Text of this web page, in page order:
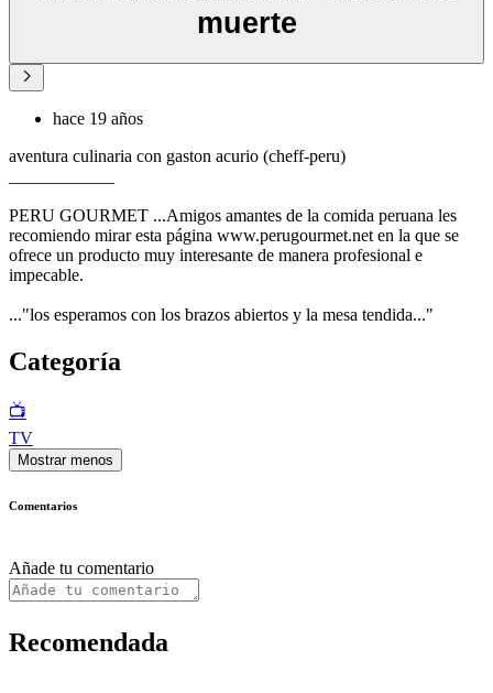
muerte
hace 19 años
aventura culinaria con gaston acurio (cheff-peru)
PERU GOURMET ...Amigos amantes de la comida peruana les
recomiendo mirar esta página www.perugourmet.net en la que se
ofrece un producto muy interesante de manera profesional e
impecable.
..."los esperamos con los brazos abiertos y la mesa tendida..."
Categoría
📺
TV
Mostrar menos
Comentarios
Añade tu comentario
Recomendada